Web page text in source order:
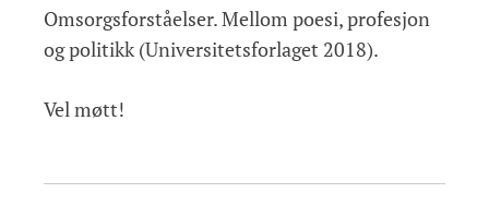
Omsorgsforståelser. Mellom poesi, profesjon
og politikk (Universitetsforlaget 2018).
Vel møtt!